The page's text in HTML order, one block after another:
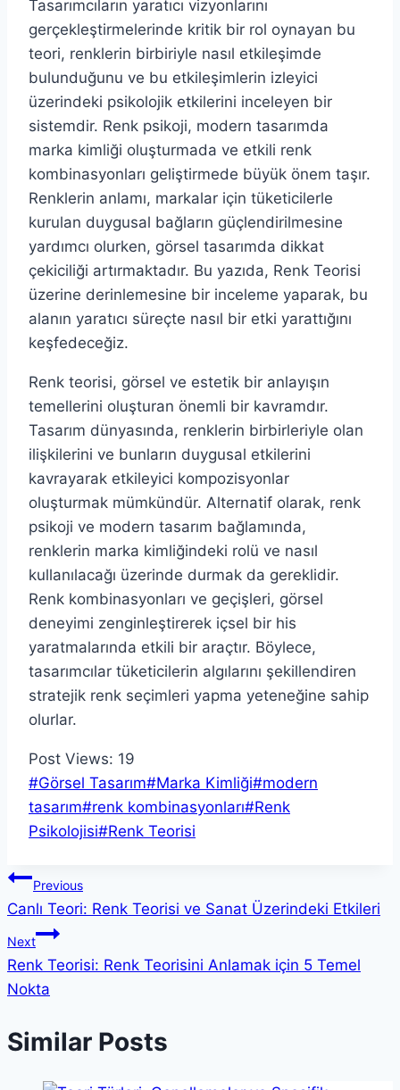
Tasarımcıların yaratıcı vizyonlarını
gerçekleştirmelerinde kritik bir rol oynayan bu
teori, renklerin birbiriyle nasıl etkileşimde
bulunduğunu ve bu etkileşimlerin izleyici
üzerindeki psikolojik etkilerini inceleyen bir
sistemdir. Renk psikoji, modern tasarımda
marka kimliği oluşturmada ve etkili renk
kombinasyonları geliştirmede büyük önem taşır.
Renklerin anlamı, markalar için tüketicilerle
kurulan duygusal bağların güçlendirilmesine
yardımcı olurken, görsel tasarımda dikkat
çekiciliği artırmaktadır. Bu yazıda, Renk Teorisi
üzerine derinlemesine bir inceleme yaparak, bu
alanın yaratıcı süreçte nasıl bir etki yarattığını
keşfedeceğiz.
Renk teorisi, görsel ve estetik bir anlayışın
temellerini oluşturan önemli bir kavramdır.
Tasarım dünyasında, renklerin birbirleriyle olan
ilişkilerini ve bunların duygusal etkilerini
kavrayarak etkileyici kompozisyonlar
oluşturmak mümkündür. Alternatif olarak, renk
psikoji ve modern tasarım bağlamında,
renklerin marka kimliğindeki rolü ve nasıl
kullanılacağı üzerinde durmak da gereklidir.
Renk kombinasyonları ve geçişleri, görsel
deneyimi zenginleştirerek içsel bir his
yaratmalarında etkili bir araçtır. Böylece,
tasarımcılar tüketicilerin algılarını şekillendiren
stratejik renk seçimleri yapma yeteneğine sahip
olurlar.
Post Views: 19
Post
Tags:
#Görsel Tasarım#Marka Kimliği#modern
tasarım#renk kombinasyonları#Renk
Psikolojisi#Renk Teorisi
Yazı
gezinmesi
Previous
Canlı Teori: Renk Teorisi ve Sanat Üzerindeki Etkileri
Next
Renk Teorisi: Renk Teorisini Anlamak için 5 Temel
Nokta
Similar Posts